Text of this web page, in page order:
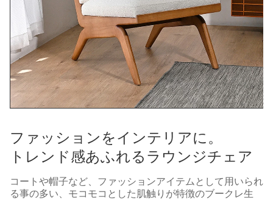
ファッションをインテリアに。
トレンド感あふれるラウンジチェア
コートや帽子など、ファッションアイテムとして用いられ
る事の多い、モコモコとした肌触りが特徴のブークレ生